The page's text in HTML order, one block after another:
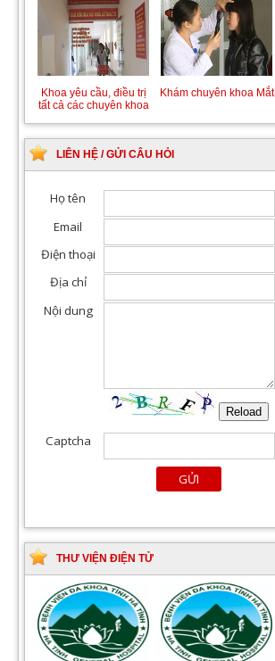
Khoa yêu cầu, điều trị
tất cả các chuyên khoa
Khám chuyên khoa Mắt
LIÊN HỆ / GỬI CÂU HỎI
THƯ VIỆN ĐIỆN TỬ